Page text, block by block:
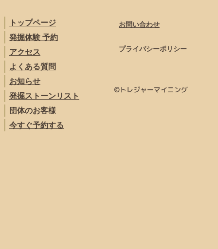
トップページ
発掘体験 予約
アクセス
よくある質問
お知らせ
発掘ストーンリスト
団体のお客様
今すぐ予約する
お問い合わせ
プライバシーポリシー
©トレジャーマイニング